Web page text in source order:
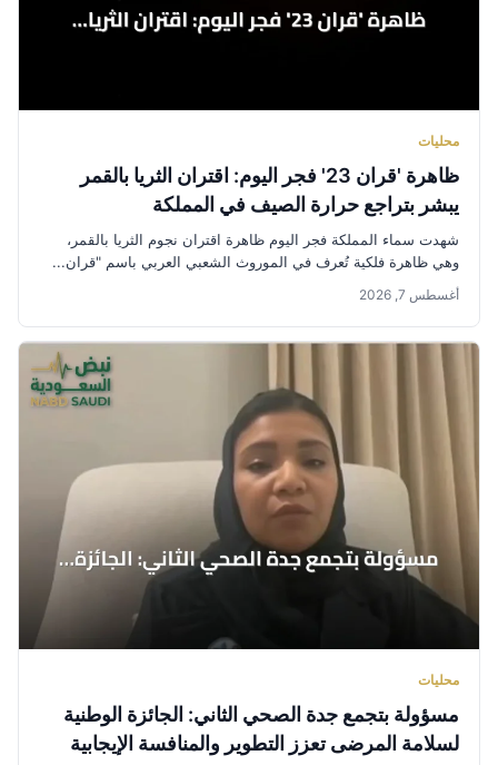
محليات
ظاهرة 'قران 23' فجر اليوم: اقتران الثريا بالقمر
يبشر بتراجع حرارة الصيف في المملكة
شهدت سماء المملكة فجر اليوم ظاهرة اقتران نجوم الثريا بالقمر،
وهي ظاهرة فلكية تُعرف في الموروث الشعبي العربي باسم "قران...
أغسطس 7, 2026
محليات
مسؤولة بتجمع جدة الصحي الثاني: الجائزة الوطنية
لسلامة المرضى تعزز التطوير والمنافسة الإيجابية